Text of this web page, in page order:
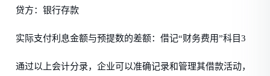
贷方：银行存款
实际支付利息金额与预提数的差额：借记“财务费用”科目3
通过以上会计分录，企业可以准确记录和管理其借款活动，